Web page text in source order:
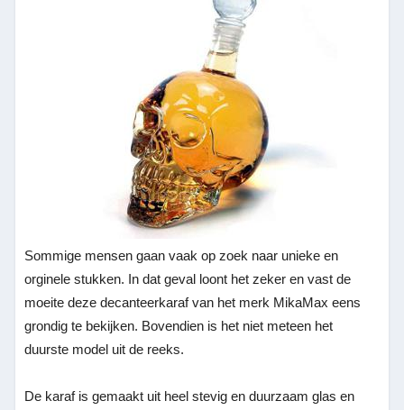
Sommige mensen gaan vaak op zoek naar unieke en
orginele stukken. In dat geval loont het zeker en vast de
moeite deze decanteerkaraf van het merk MikaMax eens
grondig te bekijken. Bovendien is het niet meteen het
duurste model uit de reeks.
De karaf is gemaakt uit heel stevig en duurzaam glas en